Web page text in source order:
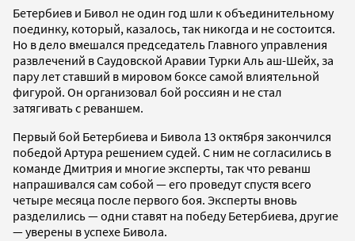
Бетербиев и Бивол не один год шли к объединительному
поединку, который, казалось, так никогда и не состоится.
Но в дело вмешался председатель Главного управления
развлечений в Саудовской Аравии Турки Аль аш-Шейх, за
пару лет ставший в мировом боксе самой влиятельной
фигурой. Он организовал бой россиян и не стал
затягивать с реваншем.
Первый бой Бетербиева и Бивола 13 октября закончился
победой Артура решением судей. С ним не согласились в
команде Дмитрия и многие эксперты, так что реванш
напрашивался сам собой — его проведут спустя всего
четыре месяца после первого боя. Эксперты вновь
разделились — одни ставят на победу Бетербиева, другие
— уверены в успехе Бивола.